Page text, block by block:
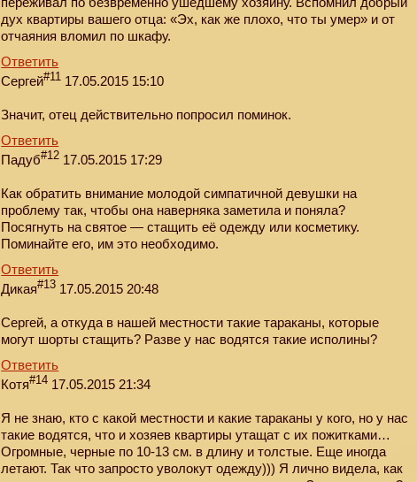
дух квартиры вашего отца: «Эх, как же плохо, что ты умер» и от
отчаяния вломил по шкафу.
Ответить
Сергей#11 17.05.2015 15:10
Значит, отец действительно попросил поминок.
Ответить
Падуб#12 17.05.2015 17:29
Как обратить внимание молодой симпатичной девушки на
проблему так, чтобы она наверняка заметила и поняла?
Посягнуть на святое — стащить её одежду или косметику.
Поминайте его, им это необходимо.
Ответить
Дикая#13 17.05.2015 20:48
Сергей, а откуда в нашей местности такие тараканы, которые
могут шорты стащить? Разве у нас водятся такие исполины?
Ответить
Котя#14 17.05.2015 21:34
Я не знаю, кто с какой местности и какие тараканы у кого, но у нас
такие водятся, что и хозяев квартиры утащат с их пожитками…
Огромные, черные по 10-13 см. в длину и толстые. Еще иногда
летают. Так что запросто уволокут одежду))) Я лично видела, как